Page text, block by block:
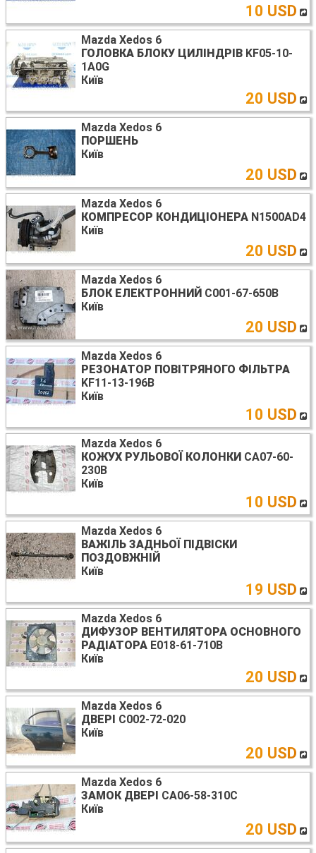
10 USD
Mazda Xedos 6
ГОЛОВКА БЛОКУ ЦИЛІНДРІВ KF05-10-
1A0G
Київ
20 USD
Mazda Xedos 6
ПОРШЕНЬ
Київ
20 USD
Mazda Xedos 6
КОМПРЕСОР КОНДИЦІОНЕРА N1500AD4
Київ
20 USD
Mazda Xedos 6
БЛОК ЕЛЕКТРОННИЙ C001-67-650B
Київ
20 USD
Mazda Xedos 6
РЕЗОНАТОР ПОВІТРЯНОГО ФІЛЬТРА
KF11-13-196B
Київ
10 USD
Mazda Xedos 6
КОЖУХ РУЛЬОВОЇ КОЛОНКИ CA07-60-
230B
Київ
10 USD
Mazda Xedos 6
ВАЖІЛЬ ЗАДНЬОЇ ПІДВІСКИ
ПОЗДОВЖНІЙ
Київ
19 USD
Mazda Xedos 6
ДИФУЗОР ВЕНТИЛЯТОРА ОСНОВНОГО
РАДІАТОРА E018-61-710B
Київ
20 USD
Mazda Xedos 6
ДВЕРІ C002-72-020
Київ
20 USD
Mazda Xedos 6
ЗАМОК ДВЕРІ CA06-58-310C
Київ
20 USD